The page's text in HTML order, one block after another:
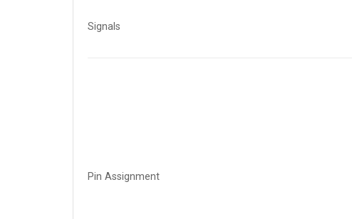
Signals
Pin Assignment